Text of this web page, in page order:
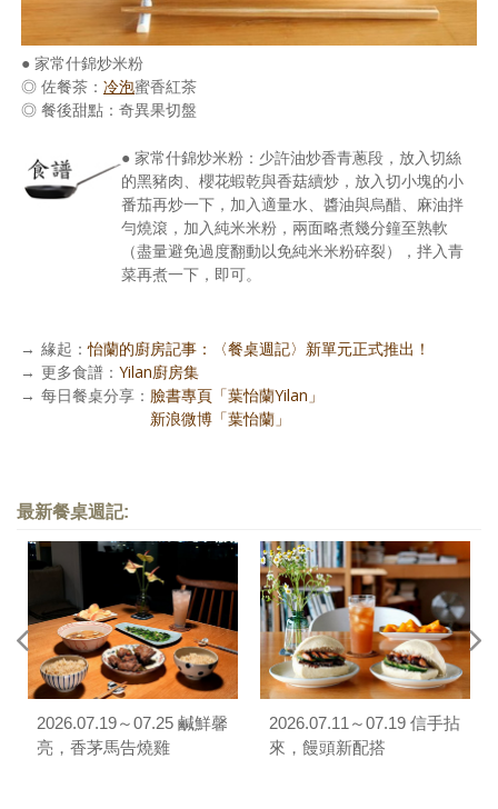
● 家常什錦炒米粉
◎ 佐餐茶： 冷泡蜜香紅茶
◎ 餐後甜點：奇異果切盤
● 家常什錦炒米粉：少許油炒香青蔥段，放入切絲
的黑豬肉、櫻花蝦乾與香菇續炒，放入切小塊的小
番茄再炒一下，加入適量水、醬油與烏醋、麻油拌
勻燒滾，加入純米米粉，兩面略煮幾分鐘至熟軟
（盡量避免過度翻動以免純米米粉碎裂），拌入青
菜再煮一下，即可。
→ 緣起：怡蘭的廚房記事：〈餐桌週記〉新單元正式推出！
→ 更多食譜： Yilan廚房集
→ 每日餐桌分享： 臉書專頁「葉怡蘭Yilan」
新浪微博「葉怡蘭」
最新餐桌週記:
2026.07.19～07.25 鹹鮮馨
亮，香茅馬告燒雞
2026.07.11～07.19 信手拈
來，饅頭新配搭